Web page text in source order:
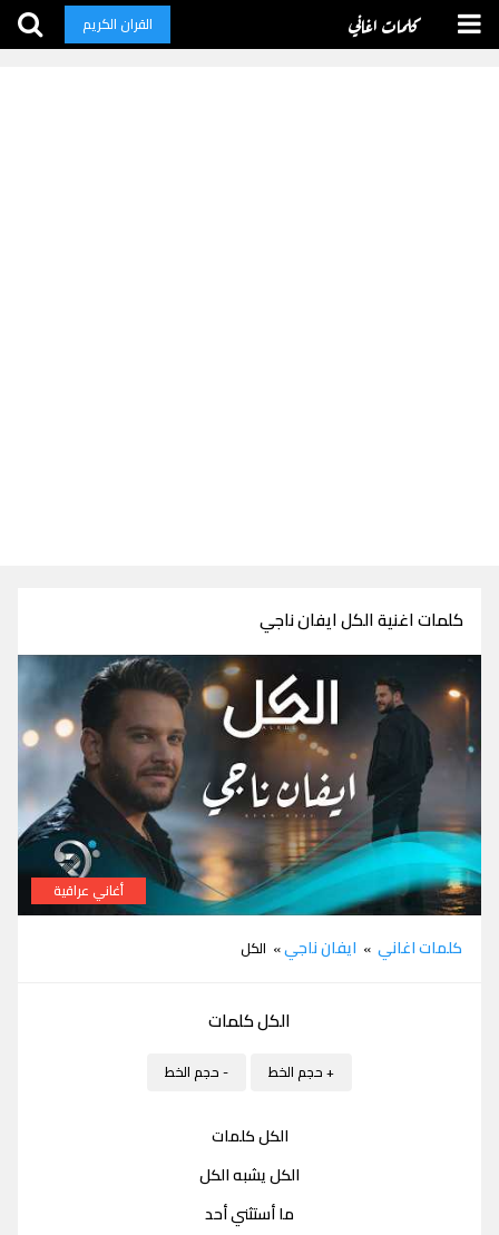
كلمات اغاني القران الكريم
كلمات اغنية الكل ايفان ناجي
أغاني عراقية
كلمات اغاني » ايفان ناجي» الكل
الكل كلمات
+ حجم الخط - حجم الخط
الكل كلمات
الكل يشبه الكل
ما أستثني أحد